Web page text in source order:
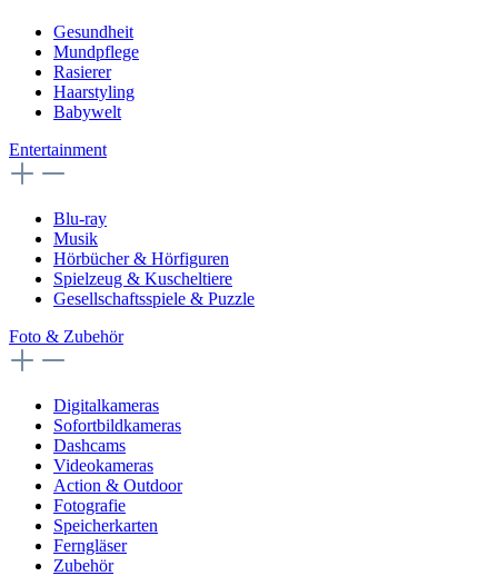
Gesundheit
Mundpflege
Rasierer
Haarstyling
Babywelt
Entertainment
Blu-ray
Musik
Hörbücher & Hörfiguren
Spielzeug & Kuscheltiere
Gesellschaftsspiele & Puzzle
Foto & Zubehör
Digitalkameras
Sofortbildkameras
Dashcams
Videokameras
Action & Outdoor
Fotografie
Speicherkarten
Ferngläser
Zubehör